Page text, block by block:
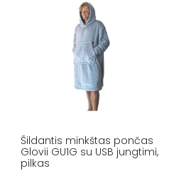
Šildantis minkštas pončas
Glovii GU1G su USB jungtimi,
pilkas